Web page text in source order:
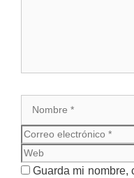
Guarda mi nombre,